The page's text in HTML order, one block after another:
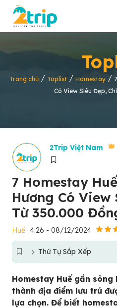
Trang chủ/ Toplist/ Homestay/
Có View Siêu Đẹp,
2Trip Việt Nam
7 Homestay
Hương Có View
Từ 350.000
Huế 4:26 - 08/12/2024
Thứ Tự Sắp Xếp
Homestay Huế gần
thành địa điểm lưu trú
lựa chọn. Để biết